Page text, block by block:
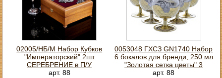
02005/НБ/М Набор Кубков
"Императорский" 2шт
СЕРЕБРЕНИЕ в П/У
арт. 88
0053048 ГХСЗ GN1740 Набор
6 бокалов для бренди, 250 мл
"Золотая сетка цветы" 3
арт. 88